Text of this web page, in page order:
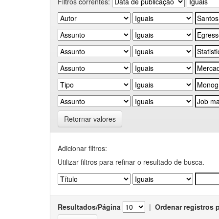
Retornar valores
Adicionar filtros:
Utilizar filtros para refinar o resultado de busca.
Resultados/Página | Ordenar registros